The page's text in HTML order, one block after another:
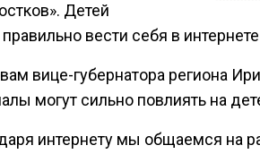
Детей
правильно вести себя в
вице-губернатора региона
могут сильно повлиять на
интернету мы общаемся на